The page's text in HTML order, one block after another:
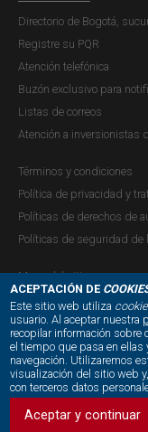
Reporte de
Cuarto
Publicación |JUEVES, 5
El Banco de la
toma de
al público. En
difusión al público y
que presta el
Reporte de
Tercer
Publicación |JUEVES, 30
El tercer trimestre
mayor
internacionales con
principalmente
ACEPTACIÓN DE
Este sitio web utiliza
usuario. Al aceptar nuestra
recopilar información
el tiempo que pasa en ellas
navegación. Utilizaremos
visualización del sitio web
con terceros datos
Aceptar y continuar
Directorio de Bogotá,
Registre su PQR
Atención telefónica
Buzón exclusivo para
Listas de correos
Atención a inversionistas
Términos y condiciones
Política de privacidad y
Políticas de derechos de
Políticas de seguridad de
Mapa del sitio